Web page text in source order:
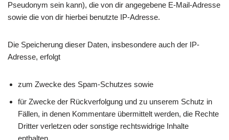
Pseudonym sein kann), die von dir angegebene E-Mail-Adresse
sowie die von dir hierbei benutzte IP-Adresse.
Die Speicherung dieser Daten, insbesondere auch der IP-
Adresse, erfolgt
zum Zwecke des Spam-Schutzes sowie
für Zwecke der Rückverfolgung und zu unserem Schutz in
Fällen, in denen Kommentare übermittelt werden, die Rechte
Dritter verletzen oder sonstige rechtswidrige Inhalte
enthalten.